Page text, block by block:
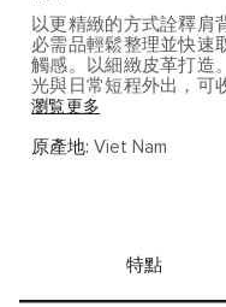
以更精緻的方式詮釋肩
必需品輕鬆整理並快速
觸感。以細緻皮革打造
光與日常短程外出，可
物。
Harrison 系列以精緻材
瀏覧更多
原產地: Viet Nam
特點